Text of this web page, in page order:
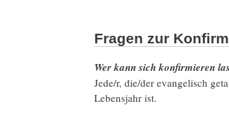
Fragen zur
Wer kann sich konfirmieren
Jede/r, die/der evangelisch
Lebensjahr ist.